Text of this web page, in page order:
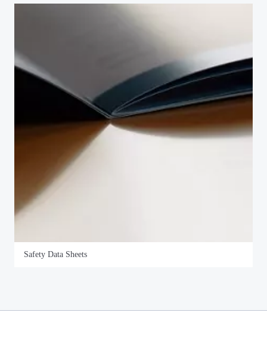
Safety Data Sheets